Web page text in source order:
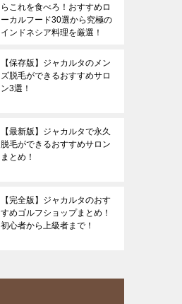
らこれを食べろ！おすすめロ
ーカルフード30選から究極の
インドネシア料理を厳選！
【保存版】ジャカルタのメン
ズ脱毛ができるおすすめサロ
ン3選！
【最新版】ジャカルタで永久
脱毛ができるおすすめサロン
まとめ！
【完全版】ジャカルタのおす
すめゴルフショップまとめ！
初心者から上級者まで！